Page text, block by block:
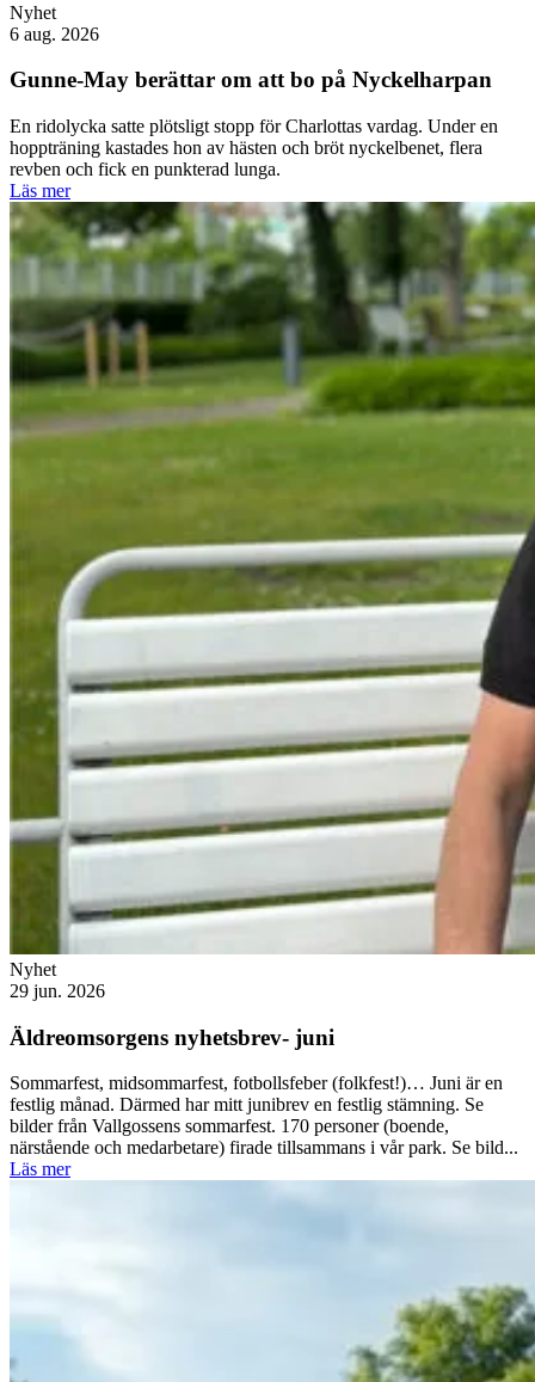
Nyhet
6 aug. 2026
Gunne-May berättar om att bo på Nyckelharpan
En ridolycka satte plötsligt stopp för Charlottas vardag. Under en
hoppträning kastades hon av hästen och bröt nyckelbenet, flera
revben och fick en punkterad lunga.
Läs mer
Nyhet
29 jun. 2026
Äldreomsorgens nyhetsbrev- juni
Sommarfest, midsommarfest, fotbollsfeber (folkfest!)… Juni är en
festlig månad. Därmed har mitt junibrev en festlig stämning. Se
bilder från Vallgossens sommarfest. 170 personer (boende,
närstående och medarbetare) firade tillsammans i vår park. Se bild...
Läs mer